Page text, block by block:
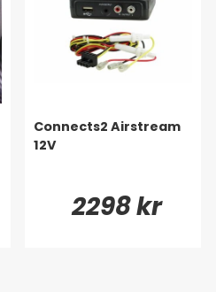
Connects2 Airstream
12V
2298 kr